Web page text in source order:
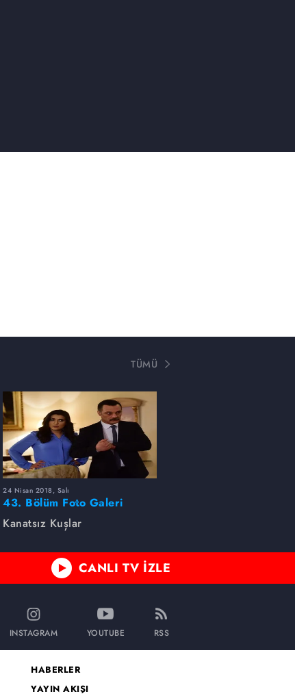
TÜMÜ
24 Nisan 2018, Salı
43. Bölüm Foto Galeri
Kanatsız Kuşlar
CANLI TV İZLE
INSTAGRAM YOUTUBE RSS
HABERLER
YAYIN AKIŞI